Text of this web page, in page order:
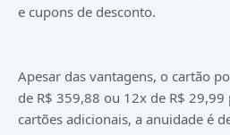
e cupons de desconto.
Apesar das vantagens, o cartão
de R$ 359,88 ou 12x de R$
cartões adicionais, a anuidade é